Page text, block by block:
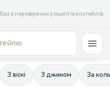
База перевірених рецептів коктейлів
З віскі З джином За